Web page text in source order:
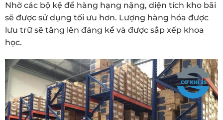
Nhờ các bộ kệ để hàng hạng nặng, diện tích kho bãi
sẽ được sử dụng tối ưu hơn. Lượng hàng hóa được
lưu trữ sẽ tăng lên đáng kể và được sắp xếp khoa
học.